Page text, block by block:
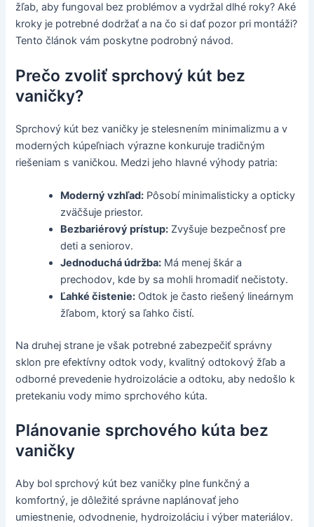
žľab, aby fungoval bez problémov a vydržal dlhé roky? Aké
kroky je potrebné dodržať a na čo si dať pozor pri montáži?
Tento článok vám poskytne podrobný návod.
Prečo zvoliť sprchový kút bez
vaničky?
Sprchový kút bez vaničky je stelesnením minimalizmu a v
moderných kúpeľniach výrazne konkuruje tradičným
riešeniam s vaničkou. Medzi jeho hlavné výhody patria:
Moderný vzhľad: Pôsobí minimalisticky a opticky
zväčšuje priestor.
Bezbariérový prístup: Zvyšuje bezpečnosť pre
deti a seniorov.
Jednoduchá údržba: Má menej škár a
prechodov, kde by sa mohli hromadiť nečistoty.
Ľahké čistenie: Odtok je často riešený lineárnym
žľabom, ktorý sa ľahko čistí.
Na druhej strane je však potrebné zabezpečiť správny
sklon pre efektívny odtok vody, kvalitný odtokový žľab a
odborné prevedenie hydroizolácie a odtoku, aby nedošlo k
pretekaniu vody mimo sprchového kúta.
Plánovanie sprchového kúta bez
vaničky
Aby bol sprchový kút bez vaničky plne funkčný a
komfortný, je dôležité správne naplánovať jeho
umiestnenie, odvodnenie, hydroizoláciu i výber materiálov.